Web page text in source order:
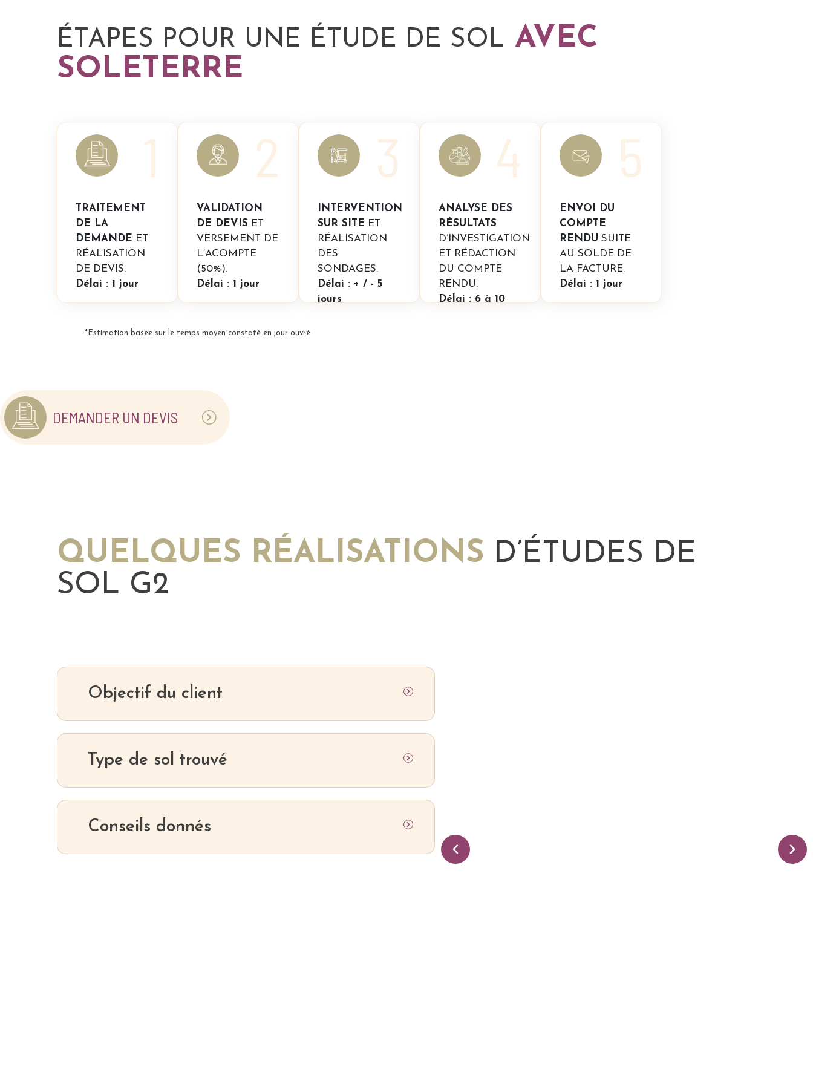
ÉTAPES POUR UNE ÉTUDE DE SOL AVEC
SOLETERRE
1
TRAITEMENT
DE LA
DEMANDE ET
RÉALISATION
DE DEVIS.
Délai : 1 jour
2
VALIDATION
DE DEVIS ET
VERSEMENT DE
L’ACOMPTE
(50%).
Délai : 1 jour
3
INTERVENTION
SUR SITE ET
RÉALISATION
DES
SONDAGES.
Délai : + / - 5
jours
4
ANALYSE DES
RÉSULTATS
D’INVESTIGATION
ET RÉDACTION
DU COMPTE
RENDU.
Délai : 6 à 10
5
ENVOI DU
COMPTE
RENDU SUITE
AU SOLDE DE
LA FACTURE.
Délai : 1 jour
*Estimation basée sur le temps moyen constaté en jour ouvré
DEMANDER UN DEVIS
QUELQUES RÉALISATIONS D’ÉTUDES DE
SOL G2
Objectif du client
Type de sol trouvé
Conseils donnés